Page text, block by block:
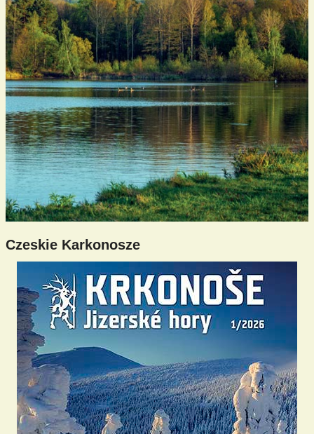
Czeskie Karkonosze